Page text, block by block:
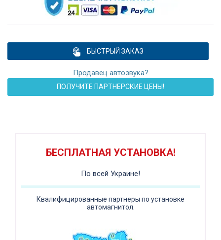
БЫСТРЫЙ ЗАКАЗ
Продавец автозвука?
ПОЛУЧИТЕ ПАРТНЕРСКИЕ ЦЕНЫ!
ПОДАРОК!
Покупайте магнитолу, выбирайте подарок!